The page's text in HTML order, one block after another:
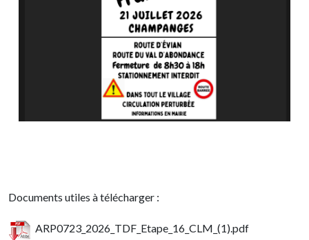
Documents utiles à télécharger :
ARP0723_2026_TDF_Etape_16_CLM_(1).pdf